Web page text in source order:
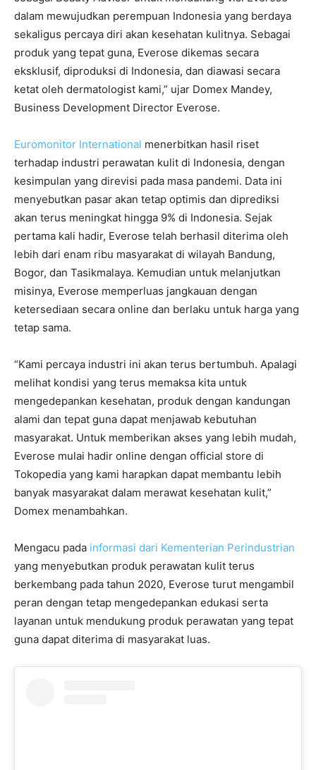
dalam mewujudkan perempuan Indonesia yang berdaya
sekaligus percaya diri akan kesehatan kulitnya. Sebagai
produk yang tepat guna, Everose dikemas secara
eksklusif, diproduksi di Indonesia, dan diawasi secara
ketat oleh dermatologist kami,” ujar Domex Mandey,
Business Development Director Everose.
Euromonitor International menerbitkan hasil riset
terhadap industri perawatan kulit di Indonesia, dengan
kesimpulan yang direvisi pada masa pandemi. Data ini
menyebutkan pasar akan tetap optimis dan diprediksi
akan terus meningkat hingga 9% di Indonesia. Sejak
pertama kali hadir, Everose telah berhasil diterima oleh
lebih dari enam ribu masyarakat di wilayah Bandung,
Bogor, dan Tasikmalaya. Kemudian untuk melanjutkan
misinya, Everose memperluas jangkauan dengan
ketersediaan secara online dan berlaku untuk harga yang
tetap sama.
“Kami percaya industri ini akan terus bertumbuh. Apalagi
melihat kondisi yang terus memaksa kita untuk
mengedepankan kesehatan, produk dengan kandungan
alami dan tepat guna dapat menjawab kebutuhan
masyarakat. Untuk memberikan akses yang lebih mudah,
Everose mulai hadir online dengan official store di
Tokopedia yang kami harapkan dapat membantu lebih
banyak masyarakat dalam merawat kesehatan kulit,”
Domex menambahkan.
Mengacu pada informasi dari Kementerian Perindustrian
yang menyebutkan produk perawatan kulit terus
berkembang pada tahun 2020, Everose turut mengambil
peran dengan tetap mengedepankan edukasi serta
layanan untuk mendukung produk perawatan yang tepat
guna dapat diterima di masyarakat luas.